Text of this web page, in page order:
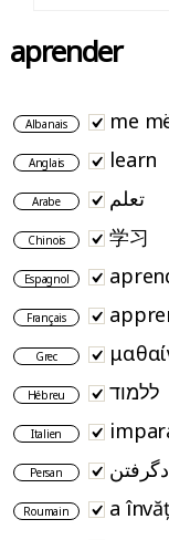
aprender
Albanais me
Anglais learn
Arabe تعلم
Chinois 学习
Espagnol
Français
Grec
Hébreu ללמוד
Italien
Persan
Roumain a